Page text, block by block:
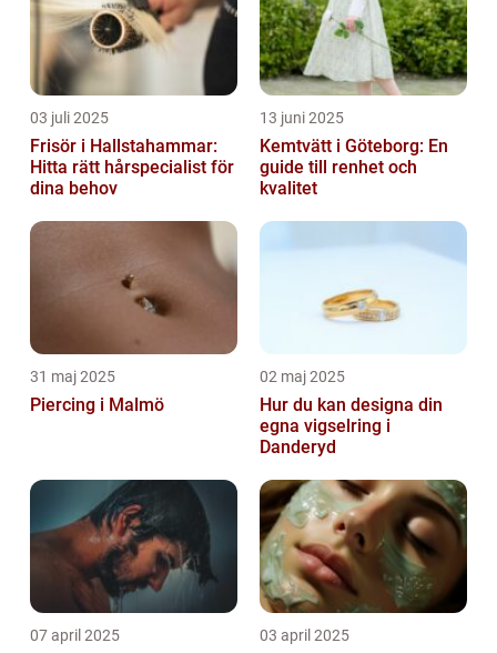
03 juli 2025
Frisör i Hallstahammar:
Hitta rätt hårspecialist för
dina behov
13 juni 2025
Kemtvätt i Göteborg: En
guide till renhet och
kvalitet
31 maj 2025
Piercing i Malmö
02 maj 2025
Hur du kan designa din
egna vigselring i
Danderyd
07 april 2025 03 april 2025